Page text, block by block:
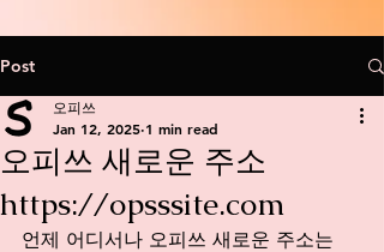
Post
오피쓰 새로운 주소
https://opsssite.com
오피쓰
Jan 12, 2025 1 min read
언제 어디서나 오피쓰 새로운 주소는